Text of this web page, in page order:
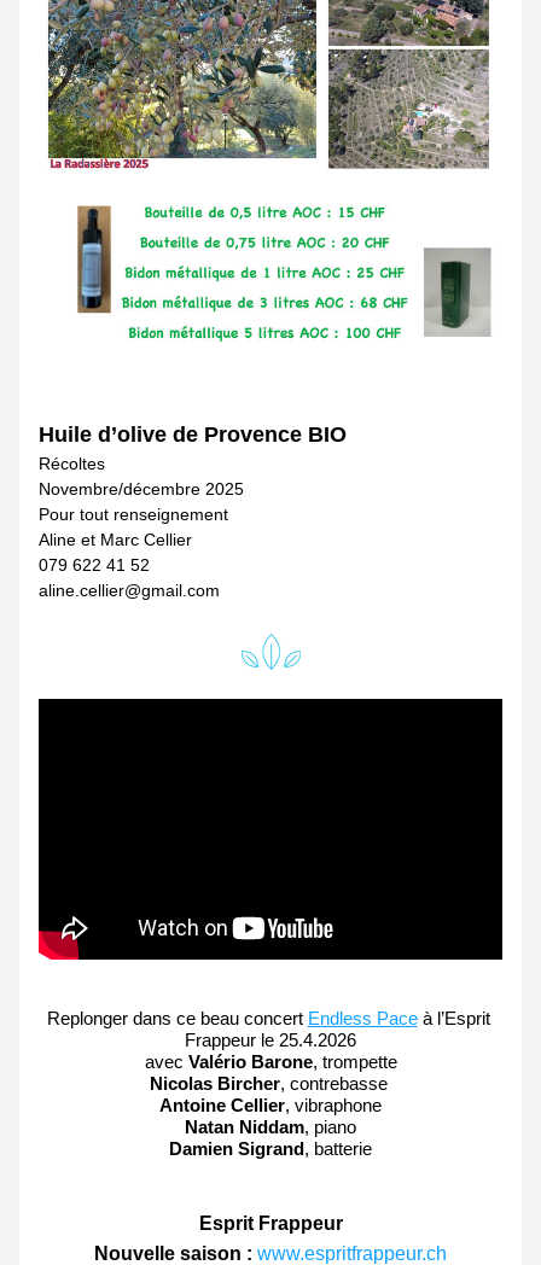
Huile d’olive de Provence BIO
Récoltes
Novembre/décembre 2025
Pour tout renseignement
Aline et Marc Cellier
079 622 41 52
aline.cellier@gmail.com
Replonger dans ce beau concert Endless Pace à l’Esprit
Frappeur le 25.4.2026
avec Valério Barone, trompette
Nicolas Bircher, contrebasse
Antoine Cellier, vibraphone
Natan Niddam, piano
Damien Sigrand, batterie
Esprit Frappeur
Nouvelle saison : www.espritfrappeur.ch